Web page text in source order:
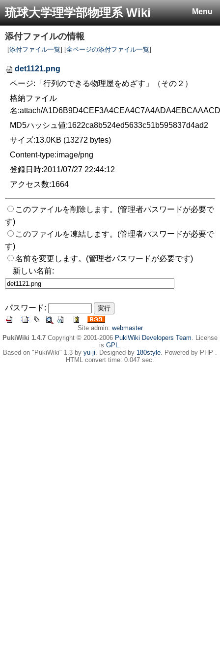
Menu
琉球大学理学部物理系 Wiki
添付ファイルの情報
[添付ファイル一覧] [全ページの添付ファイル一覧]
det1121.png
ページ:「行列のできる物理屋をめざす」（その２）
格納ファイル
名:attach/
MD5ハッシュ値:1622ca8b524ed5633c51b595837d4ad2
サイズ:13.0KB (13272 bytes)
Content-type:image/png
登録日時:2011/07/27 22:44:12
アクセス数:1664
このファイルを削除します。(管理者パスワードが必要で
す)
このファイルを凍結します。(管理者パスワードが必要で
す)
名前を変更します。(管理者パスワードが必要です)
新しい名前:
パスワード:
Site admin: webmaster
PukiWiki 1.4.7 Copyright © 2001-2006 PukiWiki Developers Team. License
is GPL.
Based on "PukiWiki" 1.3 by yu-ji. Designed by 180style. Powered by PHP .
HTML convert time: 0.047 sec.